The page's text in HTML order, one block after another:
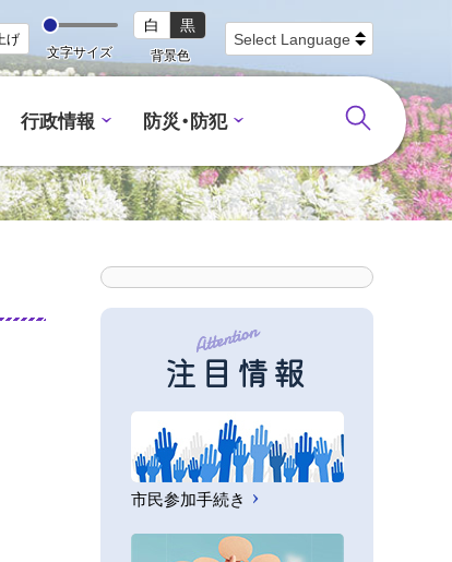
げ
文字サイズ
背景色
白 黒
行政情報 防災・防犯
注目情報
市民参加手続き